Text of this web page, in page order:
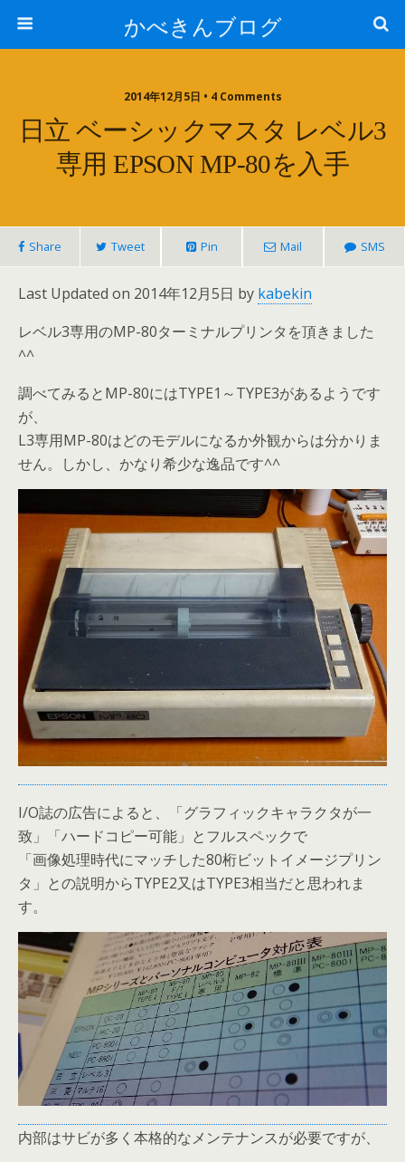
かべきんブログ
2014年12月5日 • 4 Comments
日立 ベーシックマスタ レベル3
専用 EPSON MP-80を入手
Share Tweet Pin Mail SMS
Last Updated on 2014年12月5日 by kabekin
レベル3専用のMP-80ターミナルプリンタを頂きました
^^
調べてみるとMP-80にはTYPE1～TYPE3があるようです
が、
L3専用MP-80はどのモデルになるか外観からは分かりま
せん。しかし、かなり希少な逸品です^^
I/O誌の広告によると、「グラフィックキャラクタが一
致」「ハードコピー可能」とフルスペックで
「画像処理時代にマッチした80桁ビットイメージプリン
タ」との説明からTYPE2又はTYPE3相当だと思われま
す。
内部はサビが多く本格的なメンテナンスが必要ですが、